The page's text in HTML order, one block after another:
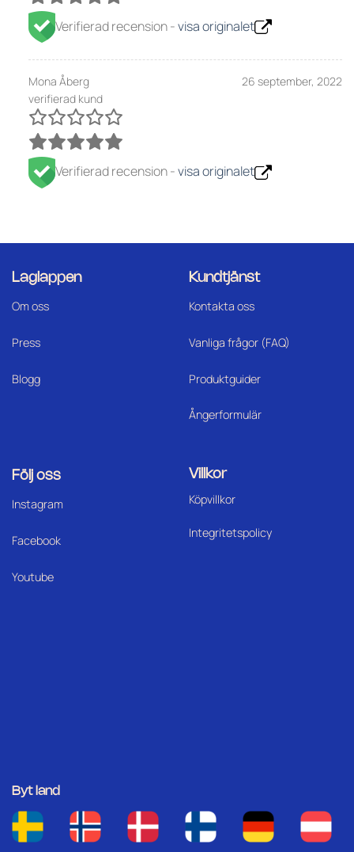
Verifierad recension -visa originalet
Mona Åberg
verifierad kund
26 september, 2022
Verifierad recension -visa originalet
Laglappen
Om oss
Press
Blogg
Kundtjänst
Kontakta oss
Vanliga frågor (FAQ)
Produktguider
Ångerformulär
Följ oss
Instagram
Facebook
Youtube
Villkor
Köpvillkor
Integritetspolicy
Byt land